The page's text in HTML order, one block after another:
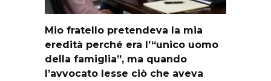
Mio fratello pretendeva la mia
eredità perché era l’“unico uomo
della famiglia”, ma quando
l’avvocato lesse ciò che aveva